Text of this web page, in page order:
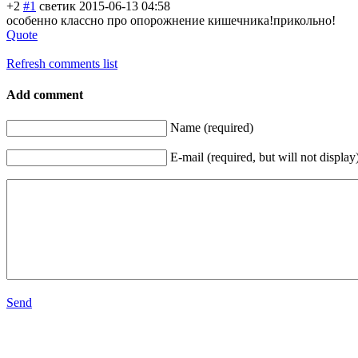
+2 #1 светик 2015-06-13 04:58
особенно классно про опорожнение кишечника!прикольно!
Quote
Refresh comments list
Add comment
Name (required)
E-mail (required, but will not
Send